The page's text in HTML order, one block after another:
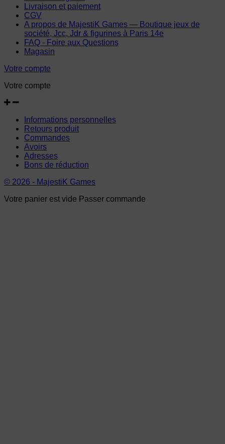
Livraison et paiement
CGV
A propos de MajestiK Games — Boutique jeux de
société, Jcc, Jdr & figurines à Paris 14e
FAQ - Foire aux Questions
Magasin
Votre compte
Votre compte
Informations personnelles
Retours produit
Commandes
Avoirs
Adresses
Bons de réduction
© 2026 - MajestiK Games
Votre panier est vide Passer commande